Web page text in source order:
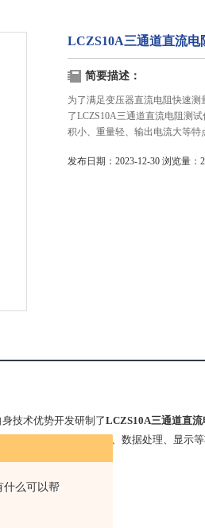
什么可以帮
LCZS10A三通道直流电
简要描述：
为了满足变压器直流电阻快速
了LCZS10A三通道直流电阻测
积小、重量轻、输出电流大等特
发布日期：2023-12-30 浏览量：
技术优势开发研制了LCZS10A三通道直
控制，自动完成自检、数据处理、显示
阻的快速测量。